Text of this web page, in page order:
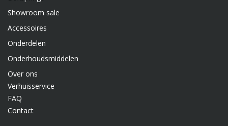
Showroom sale
Accessoires
Onderdelen
Onderhoudsmiddelen
Over ons
Verhuisservice
FAQ
Contact